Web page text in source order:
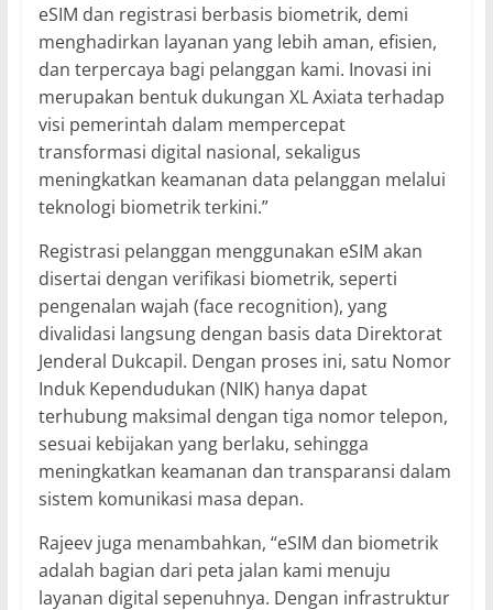
eSIM dan registrasi berbasis biometrik, demi
menghadirkan layanan yang lebih aman, efisien,
dan terpercaya bagi pelanggan kami. Inovasi ini
merupakan bentuk dukungan XL Axiata terhadap
visi pemerintah dalam mempercepat
transformasi digital nasional, sekaligus
meningkatkan keamanan data pelanggan melalui
teknologi biometrik terkini.”
Registrasi pelanggan menggunakan eSIM akan
disertai dengan verifikasi biometrik, seperti
pengenalan wajah (face recognition), yang
divalidasi langsung dengan basis data Direktorat
Jenderal Dukcapil. Dengan proses ini, satu Nomor
Induk Kependudukan (NIK) hanya dapat
terhubung maksimal dengan tiga nomor telepon,
sesuai kebijakan yang berlaku, sehingga
meningkatkan keamanan dan transparansi dalam
sistem komunikasi masa depan.
Rajeev juga menambahkan, “eSIM dan biometrik
adalah bagian dari peta jalan kami menuju
layanan digital sepenuhnya. Dengan infrastruktur